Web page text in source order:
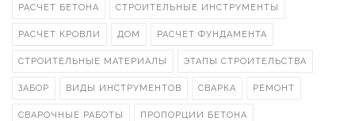
РАСЧЕТ БЕТОНА СТРОИТЕЛЬНЫЕ ИНСТРУМЕНТЫ
РАСЧЕТ КРОВЛИ ДОМ РАСЧЕТ ФУНДАМЕНТА
СТРОИТЕЛЬНЫЕ МАТЕРИАЛЫ ЭТАПЫ СТРОИТЕЛЬСТВА
ЗАБОР ВИДЫ ИНСТРУМЕНТОВ СВАРКА РЕМОНТ
СВАРОЧНЫЕ РАБОТЫ ПРОПОРЦИИ БЕТОНА